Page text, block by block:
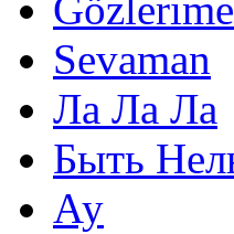
Sevaman
Ла Ла Ла
Быть
Ау